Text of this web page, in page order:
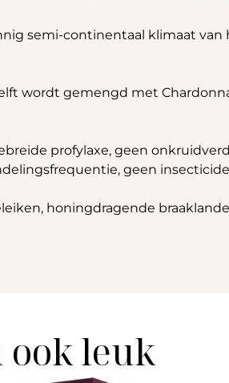
semi-continentaal klimaat van
wordt gemengd met
profylaxe, geen
geen
honingdragende
leuk